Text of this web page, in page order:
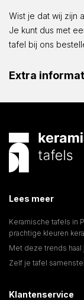
Wist je dat wij zijn
Je kunt dus met
tafel bij ons
Extra
Lees meer
Keramische tafels in
prachtige kleuren
Met deze trends haal
Zelf je tafel
Klantenservice